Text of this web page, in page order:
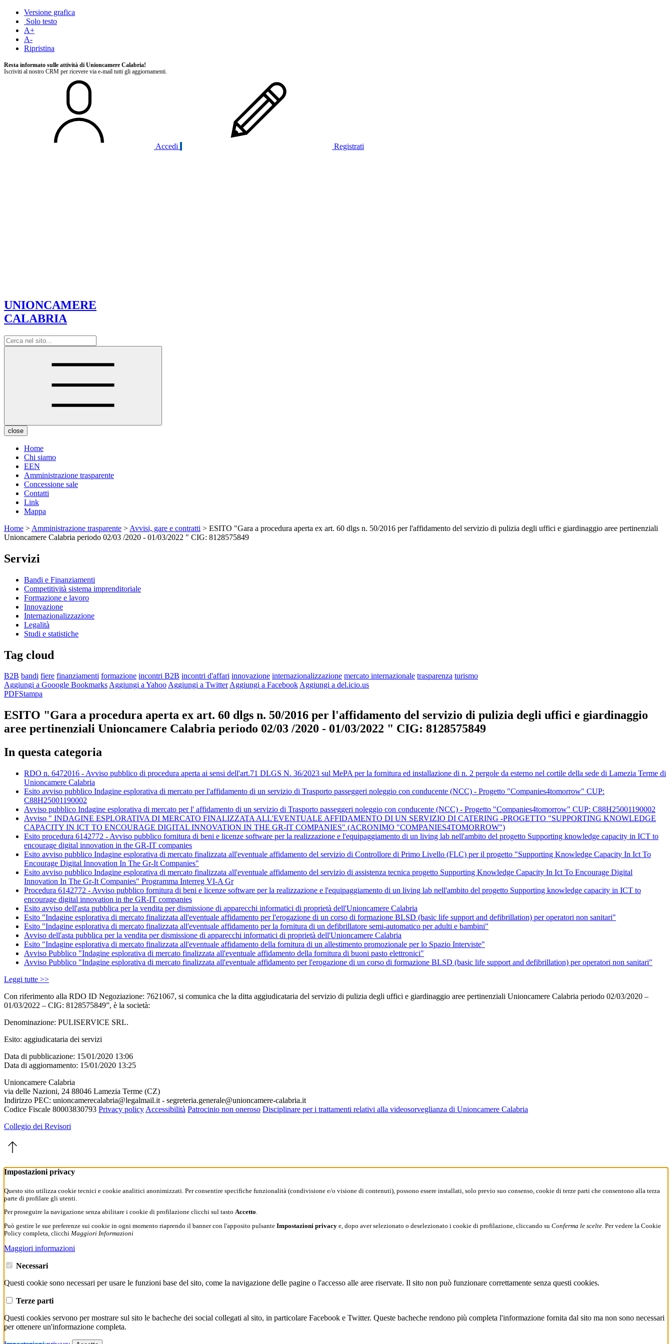
Versione grafica
Solo testo
A+
A-
Ripristina
Resta informato sulle attività di Unioncamere Calabria!
Iscriviti al nostro CRM per ricevere via e-mail tutti gli aggiornamenti.
Accedi Registrati
UNIONCAMERE
CALABRIA
close
Home
Chi siamo
EEN
Amministrazione trasparente
Concessione sale
Contatti
Link
Mappa
Home > Amministrazione trasparente > Avvisi, gare e contratti > ESITO "Gara a procedura aperta ex art. 60 dlgs n. 50/2016 per l'affidamento del servizio di pulizia degli uffici e giardinaggio aree pertinenziali
Unioncamere Calabria periodo 02/03 /2020 - 01/03/2022 " CIG: 8128575849
Servizi
Bandi e Finanziamenti
Competitività sistema imprenditoriale
Formazione e lavoro
Innovazione
Internazionalizzazione
Legalità
Studi e statistiche
Tag cloud
B2B bandi fiere finanziamenti formazione incontri B2B incontri d'affari innovazione internazionalizzazione mercato internazionale trasparenza turismo
Aggiungi a Gooogle BookmarksAggiungi a YahooAggiungi a TwitterAggiungi a FacebookAggiungi a del.icio.us
PDFStampa
ESITO "Gara a procedura aperta ex art. 60 dlgs n. 50/2016 per l'affidamento del servizio di pulizia degli uffici e giardinaggio
aree pertinenziali Unioncamere Calabria periodo 02/03 /2020 - 01/03/2022 " CIG: 8128575849
In questa categoria
RDO n. 6472016 - Avviso pubblico di procedura aperta ai sensi dell'art.71 DLGS N. 36/2023 sul MePA per la fornitura ed installazione di n. 2 pergole da esterno nel cortile della sede di Lamezia Terme di
Unioncamere Calabria
Esito avviso pubblico Indagine esplorativa di mercato per l'affidamento di un servizio di Trasporto passeggeri noleggio con conducente (NCC) - Progetto "Companies4tomorrow" CUP:
C88H25001190002
Avviso pubblico Indagine esplorativa di mercato per l' affidamento di un servizio di Trasporto passeggeri noleggio con conducente (NCC) - Progetto "Companies4tomorrow" CUP: C88H25001190002
Avviso " INDAGINE ESPLORATIVA DI MERCATO FINALIZZATA ALL'EVENTUALE AFFIDAMENTO DI UN SERVIZIO DI CATERING -PROGETTO "SUPPORTING KNOWLEDGE
CAPACITY IN ICT TO ENCOURAGE DIGITAL INNOVATION IN THE GR-IT COMPANIES" (ACRONIMO "COMPANIES4TOMORROW")
Esito procedura 6142772 - Avviso pubblico fornitura di beni e licenze software per la realizzazione e l'equipaggiamento di un living lab nell'ambito del progetto Supporting knowledge capacity in ICT to
encourage digital innovation in the GR-IT companies
Esito avviso pubblico Indagine esplorativa di mercato finalizzata all'eventuale affidamento del servizio di Controllore di Primo Livello (FLC) per il progetto "Supporting Knowledge Capacity In Ict To
Encourage Digital Innovation In The Gr-It Companies"
Esito avviso pubblico Indagine esplorativa di mercato finalizzata all'eventuale affidamento del servizio di assistenza tecnica progetto Supporting Knowledge Capacity In Ict To Encourage Digital
Innovation In The Gr-It Companies" Programma Interreg VI-A Gr
Procedura 6142772 - Avviso pubblico fornitura di beni e licenze software per la realizzazione e l'equipaggiamento di un living lab nell'ambito del progetto Supporting knowledge capacity in ICT to
encourage digital innovation in the GR-IT companies
Esito avviso dell'asta pubblica per la vendita per dismissione di apparecchi informatici di proprietà dell'Unioncamere Calabria
Esito "Indagine esplorativa di mercato finalizzata all'eventuale affidamento per l'erogazione di un corso di formazione BLSD (basic life support and defibrillation) per operatori non sanitari"
Esito "Indagine esplorativa di mercato finalizzata all'eventuale affidamento per la fornitura di un defibrillatore semi-automatico per adulti e bambini"
Avviso dell'asta pubblica per la vendita per dismissione di apparecchi informatici di proprietà dell'Unioncamere Calabria
Esito "Indagine esplorativa di mercato finalizzata all'eventuale affidamento della fornitura di un allestimento promozionale per lo Spazio Interviste"
Avviso Pubblico "Indagine esplorativa di mercato finalizzata all'eventuale affidamento della fornitura di buoni pasto elettronici"
Avviso Pubblico "Indagine esplorativa di mercato finalizzata all'eventuale affidamento per l'erogazione di un corso di formazione BLSD (basic life support and defibrillation) per operatori non sanitari"
Leggi tutte >>
Con riferimento alla RDO ID Negoziazione: 7621067, si comunica che la ditta aggiudicataria del servizio di pulizia degli uffici e giardinaggio aree pertinenziali Unioncamere Calabria periodo 02/03/2020 –
01/03/2022 – CIG: 8128575849”, è la società:
Denominazione: PULISERVICE SRL.
Esito: aggiudicataria dei servizi
Data di pubblicazione: 15/01/2020 13:06
Data di aggiornamento: 15/01/2020 13:25
Unioncamere Calabria
via delle Nazioni, 24 88046 Lamezia Terme (CZ)
Indirizzo PEC: unioncamerecalabria@legalmail.it - segreteria.generale@unioncamere-calabria.it
Codice Fiscale 80003830793 Privacy policy Accessibilità Patrocinio non oneroso Disciplinare per i trattamenti relativi alla videosorveglianza di Unioncamere Calabria
Collegio dei Revisori
Impostazioni privacy
Questo sito utilizza cookie tecnici e cookie analitici anonimizzati. Per consentire specifiche funzionalità (condivisione e/o visione di contenuti), possono essere installati, solo previo suo consenso, cookie di terze parti che consentono alla terza
parte di profilare gli utenti.
Per proseguire la navigazione senza abilitare i cookie di profilazione clicchi sul tasto Accetto.
Può gestire le sue preferenze sui cookie in ogni momento riaprendo il banner con l'apposito pulsante Impostazioni privacy e, dopo aver selezionato o deselezionato i cookie di profilazione, cliccando su Conferma le scelte. Per vedere la Cookie
Policy completa, clicchi Maggiori Informazioni
Maggiori informazioni
Necessari
Questi cookie sono necessari per usare le funzioni base del sito, come la navigazione delle pagine o l'accesso alle aree riservate. Il sito non può funzionare correttamente senza questi cookies.
Terze parti
Questi cookies servono per mostrare sul sito le bacheche dei social collegati al sito, in particolare Facebook e Twitter. Queste bacheche rendono più completa l'informazione fornita dal sito ma non sono necessari
per ottenere un'informazione completa.